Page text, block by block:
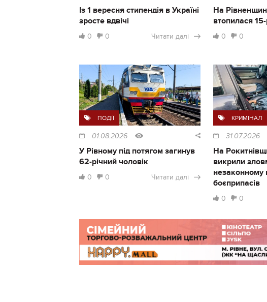
Із 1 вересня стипендія в Україні
зросте вдвічі
0 0 Читати далі
На
втопилася
0 0
ПОДІЇ
01.08.2026
У Рівному під потягом загинув
62-річний чоловік
0 0 Читати далі
КРИМІНАЛ
31.07.2026
На
викрили
незаконному
боєприпасів
0 0